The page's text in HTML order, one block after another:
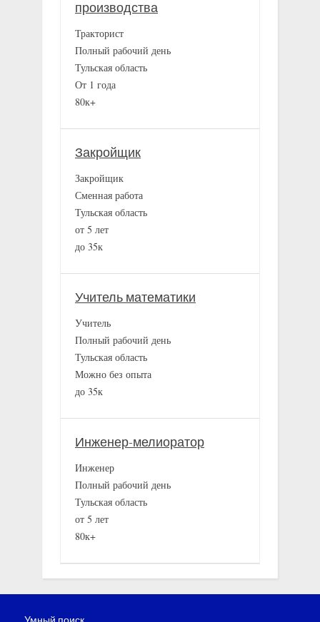
производства
Тракторист
Полный рабочий день
Тульская область
От 1 года
80к+
Закройщик
Закройщик
Сменная работа
Тульская область
от 5 лет
до 35к
Учитель математики
Учитель
Полный рабочий день
Тульская область
Можно без опыта
до 35к
Инженер-мелиоратор
Инженер
Полный рабочий день
Тульская область
от 5 лет
80к+